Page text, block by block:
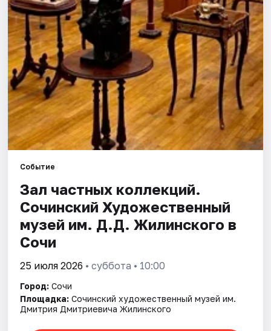
Артисты
Рейтинги
Событие
Зал частных коллекций.
Сочинский Художественный
музей им. Д.Д. Жилинского в
Сочи
25 июля 2026 • суббота • 10:00
Город: Сочи
Площадка: Сочинский художественный музей им.
Дмитрия Дмитриевича Жилинского